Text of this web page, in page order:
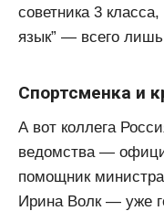
советника 3
язык” — всего
Спортсменка и
А вот коллега
ведомства —
помощник
Ирина Волк — уже